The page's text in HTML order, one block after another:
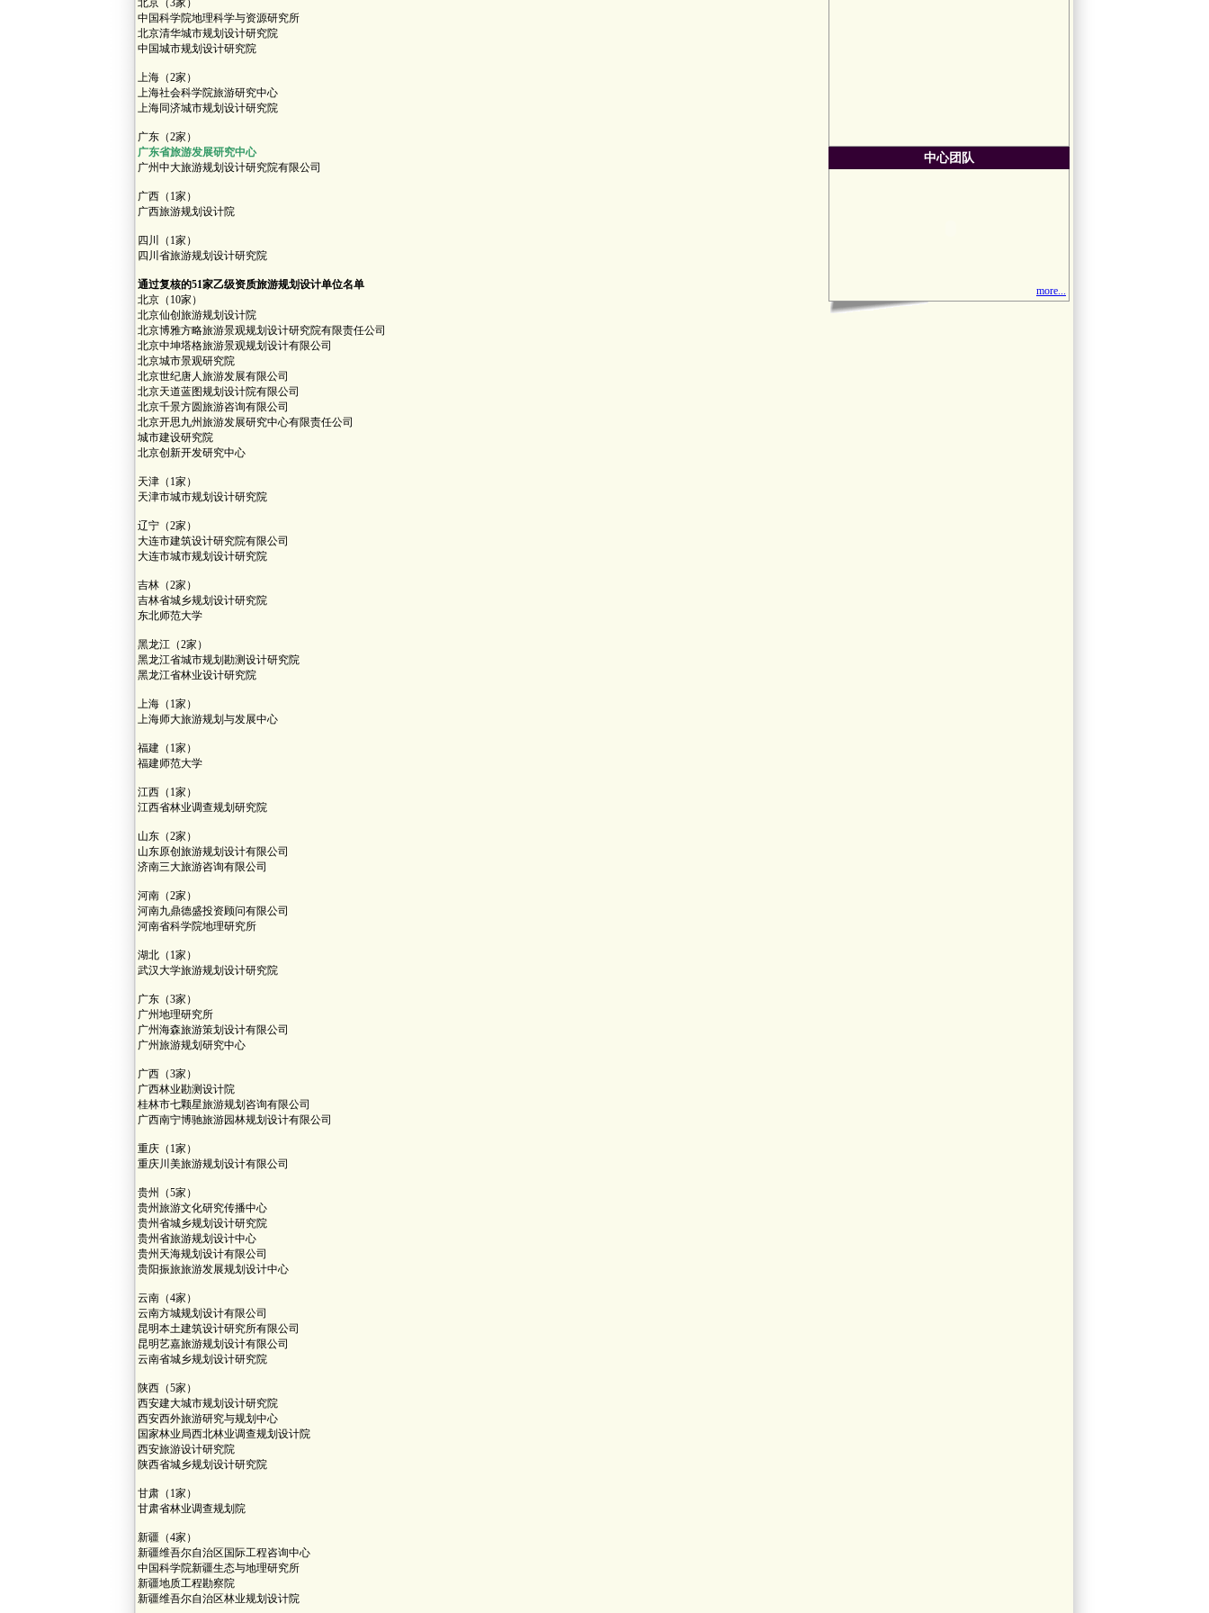
北京（3家）
中国科学院地理科学与资源研究所
北京清华城市规划设计研究院
中国城市规划设计研究院
上海（2家）
上海社会科学院旅游研究中心
上海同济城市规划设计研究院
广东（2家）
广东省旅游发展研究中心
广州中大旅游规划设计研究院有限公司
广西（1家）
广西旅游规划设计院
四川（1家）
四川省旅游规划设计研究院
通过复核的51家乙级资质旅游规划设计单位名单
北京（10家）
北京仙创旅游规划设计院
北京博雅方略旅游景观规划设计研究院有限责任公司
北京中坤塔格旅游景观规划设计有限公司
北京城市景观研究院
北京世纪唐人旅游发展有限公司
北京天道蓝图规划设计院有限公司
北京千景方圆旅游咨询有限公司
北京开思九州旅游发展研究中心有限责任公司
城市建设研究院
北京创新开发研究中心
天津（1家）
天津市城市规划设计研究院
辽宁（2家）
大连市建筑设计研究院有限公司
大连市城市规划设计研究院
吉林（2家）
吉林省城乡规划设计研究院
东北师范大学
黑龙江（2家）
黑龙江省城市规划勘测设计研究院
黑龙江省林业设计研究院
上海（1家）
上海师大旅游规划与发展中心
福建（1家）
福建师范大学
江西（1家）
江西省林业调查规划研究院
山东（2家）
山东原创旅游规划设计有限公司
济南三大旅游咨询有限公司
河南（2家）
河南九鼎德盛投资顾问有限公司
河南省科学院地理研究所
湖北（1家）
武汉大学旅游规划设计研究院
广东（3家）
广州地理研究所
广州海森旅游策划设计有限公司
广州旅游规划研究中心
广西（3家）
广西林业勘测设计院
桂林市七颗星旅游规划咨询有限公司
广西南宁博驰旅游园林规划设计有限公司
重庆（1家）
重庆川美旅游规划设计有限公司
贵州（5家）
贵州旅游文化研究传播中心
贵州省城乡规划设计研究院
贵州省旅游规划设计中心
贵州天海规划设计有限公司
贵阳振旅旅游发展规划设计中心
云南（4家）
云南方城规划设计有限公司
昆明本土建筑设计研究所有限公司
昆明艺嘉旅游规划设计有限公司
云南省城乡规划设计研究院
陕西（5家）
西安建大城市规划设计研究院
西安西外旅游研究与规划中心
国家林业局西北林业调查规划设计院
西安旅游设计研究院
陕西省城乡规划设计研究院
甘肃（1家）
甘肃省林业调查规划院
新疆（4家）
新疆维吾尔自治区国际工程咨询中心
中国科学院新疆生态与地理研究所
新疆地质工程勘察院
新疆维吾尔自治区林业规划设计院
中心团队
more...